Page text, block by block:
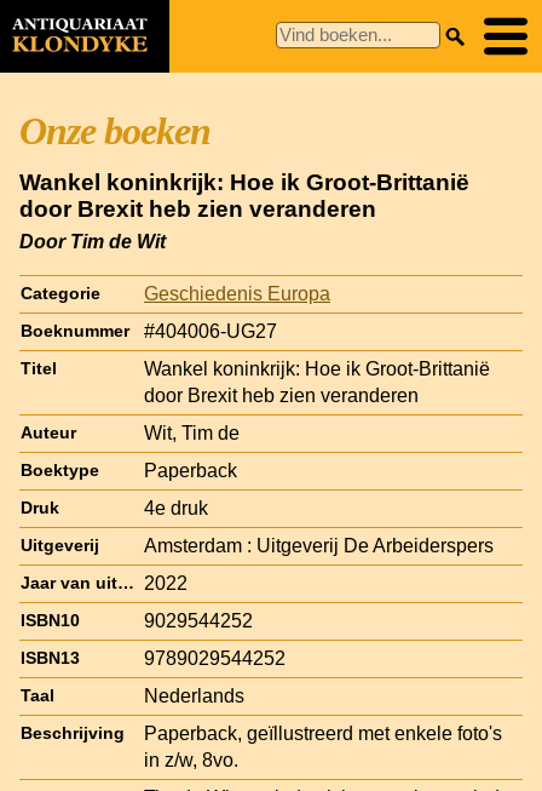
Onze boeken
Wankel koninkrijk: Hoe ik Groot-Brittanië
door Brexit heb zien veranderen
Door Tim de Wit
Categorie Geschiedenis Europa
Boeknummer #404006-UG27
Titel
Wankel koninkrijk: Hoe ik Groot-Brittanië
door Brexit heb zien veranderen
Auteur Wit, Tim de
Boektype Paperback
Druk 4e druk
Uitgeverij Amsterdam : Uitgeverij De Arbeiderspers
Jaar van uitgave 2022
ISBN10 9029544252
ISBN13 9789029544252
Taal Nederlands
Beschrijving
Paperback, geïllustreerd met enkele foto's
in z/w, 8vo.